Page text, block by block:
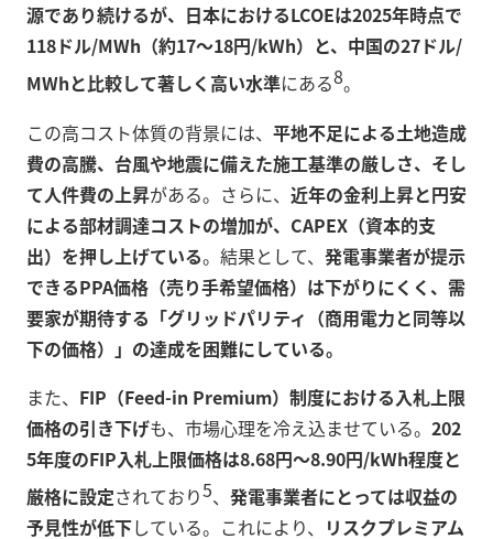
源であり続けるが、日本におけるLCOEは2025年時点で
118ドル/MWh（約17〜18円/kWh）と、中国の27ドル/
MWhと比較して著しく高い水準にある8。
この高コスト体質の背景には、 平地不足による土地造成
費の高騰、台風や地震に備えた施工基準の厳しさ、そし
て人件費の上昇がある。さらに、 近年の金利上昇と円安
による部材調達コストの増加が、CAPEX（資本的支
出）を押し上げている。結果として、 発電事業者が提示
できるPPA価格（売り手希望価格）は下がりにくく、需
要家が期待する「グリッドパリティ（商用電力と同等以
下の価格）」の達成を困難にしている。
また、 FIP（Feed-in Premium）制度における入札上限
価格の引き下げも、市場心理を冷え込ませている。 202
5年度のFIP入札上限価格は8.68円〜8.90円/kWh程度と
厳格に設定されており5、 発電事業者にとっては収益の
予見性が低下している。これにより、 リスクプレミアム